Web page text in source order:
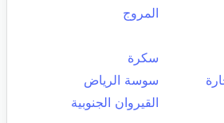
المروج
سكرة
سوسة الرياض
القيروان الجنوبية